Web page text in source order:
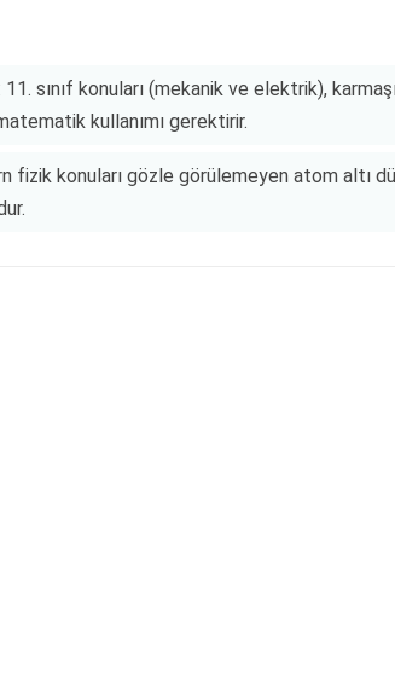
sınıf konuları (mekanik ve elektrik),
kullanımı gerektirir.
fizik konuları gözle görülemeyen atom altı